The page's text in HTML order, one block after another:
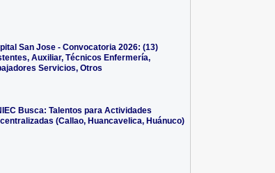
San Jose - Convocatoria 2026: (13)
Auxiliar, Técnicos Enfermería,
Servicios, Otros
Busca: Talentos para Actividades
(Callao, Huancavelica, Huánuco)